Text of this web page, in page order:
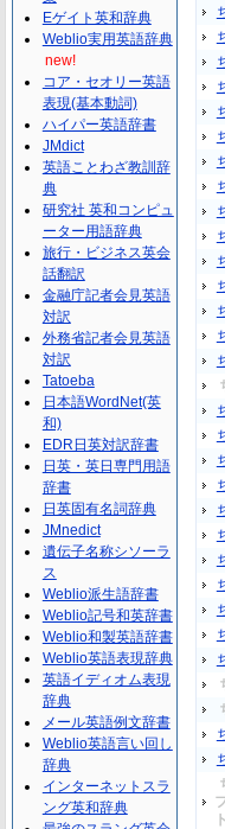
Eゲイト英和辞典
Weblio実用英語辞典
new!
コア・セオリー英語
表現(基本動詞)
ハイパー英語辞書
JMdict
英語ことわざ教訓辞
典
研究社 英和コンピュ
ーター用語辞典
旅行・ビジネス英会
話翻訳
金融庁記者会見英語
対訳
外務省記者会見英語
対訳
Tatoeba
日本語WordNet(英
和)
EDR日英対訳辞書
日英・英日専門用語
辞書
日英固有名詞辞典
JMnedict
遺伝子名称シソーラ
ス
Weblio派生語辞書
Weblio記号和英辞書
Weblio和製英語辞書
Weblio英語表現辞典
英語イディオム表現
辞典
メール英語例文辞書
Weblio英語言い回し
辞典
インターネットスラ
ング英和辞典